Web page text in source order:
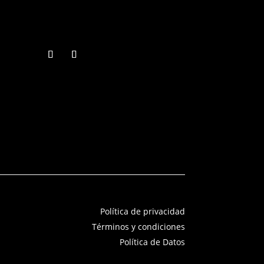
Política de privacidad
Términos y condiciones
Política de Datos